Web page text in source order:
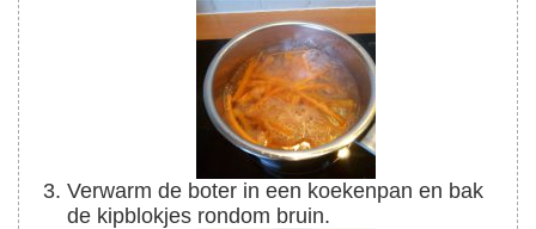
Verwarm de boter in een koekenpan en bak
de kipblokjes rondom bruin.